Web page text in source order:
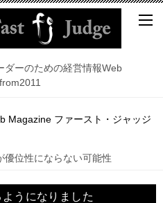
ダーのための経営情報Web
Magazine ファースト・ジャッジ
優位性にならない可能性
うになりました